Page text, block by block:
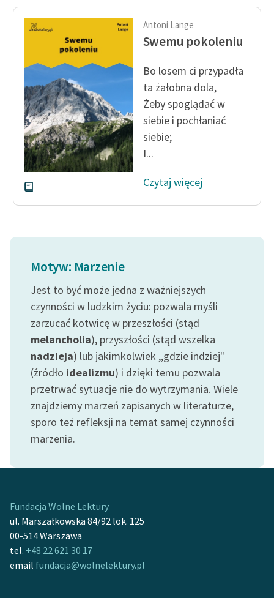
Feministyczne inspiracje.
Popularyzacja
skandynawskiej literatury
feministycznej
Ręce pełne poezji
Kolekcje edukacyjne
twórców przechodzących
do domeny publicznej,
lektur szkolnych oraz
Starego Testamentu
Odkurzamy bohaterów
O nas
Kontakt
O projekcie
Zasady wykorzystania
Wolnych Lektur
Logotypy
Materiały promocyjne
Polityka prywatności
Dane fundacji i
sprawozdania finansowe
Regulamin darowizn
Antoni Lange
Swemu pokoleniu
Bo losem ci przypadła
ta żałobna dola,
Żeby spoglądać w
siebie i pochłaniać
siebie;
I...
Czytaj więcej
Motyw: Marzenie
Jest to być może jedna z ważniejszych
czynności w ludzkim życiu: pozwala myśli
zarzucać kotwicę w przeszłości (stąd
melancholia), przyszłości (stąd wszelka
nadzieja) lub jakimkolwiek ,,gdzie indziej"
(źródło idealizmu) i dzięki temu pozwala
przetrwać sytuacje nie do wytrzymania. Wiele
znajdziemy marzeń zapisanych w literaturze,
sporo też refleksji na temat samej czynności
marzenia.
Fundacja Wolne Lektury
ul. Marszałkowska 84/92 lok. 125
00-514 Warszawa
tel. +48 22 621 30 17
email fundacja@wolnelektury.pl